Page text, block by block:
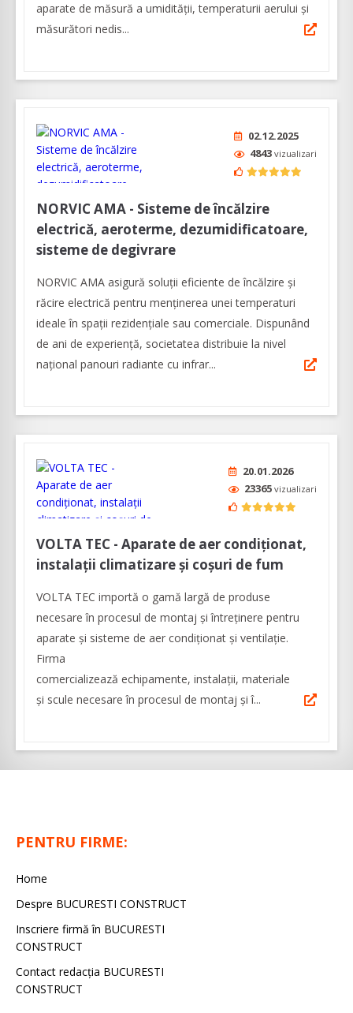
aparate de măsură a umidităţii, temperaturii aerului şi
măsurători nedis...
02.12.2025
4843 vizualizari
NORVIC AMA - Sisteme de încălzire
electrică, aeroterme, dezumidificatoare,
sisteme de degivrare
NORVIC AMA asigură soluții eficiente de încălzire și
răcire electrică pentru menținerea unei temperaturi
ideale în spații rezidențiale sau comerciale. Dispunând
de ani de experienţă, societatea distribuie la nivel
național panouri radiante cu infrar...
20.01.2026
23365 vizualizari
VOLTA TEC - Aparate de aer condiționat,
instalații climatizare și coșuri de fum
VOLTA TEC importă o gamă largă de produse
necesare în procesul de montaj și întreținere pentru
aparate și sisteme de aer condiționat și ventilație.
Firma
comercializează echipamente, instalații, materiale
și scule necesare în procesul de montaj și î...
PENTRU FIRME:
Home
Despre BUCURESTI CONSTRUCT
Inscriere firmă în BUCURESTI
CONSTRUCT
Contact redacţia BUCURESTI
CONSTRUCT